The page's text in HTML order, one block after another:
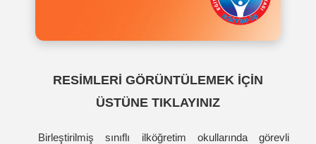
RESİMLERİ GÖRÜNTÜLEMEK İÇİN
ÜSTÜNE TIKLAYINIZ
Birleştirilmiş sınıflı ilköğretim okullarında görevli